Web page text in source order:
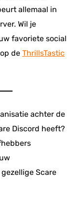
allemaal in
Wil je
favoriete social
de ThrillsTastic
achter de
Discord heeft?
Scare